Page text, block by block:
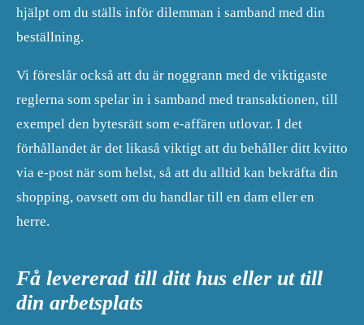
hjälpt om du ställs inför dilemman i samband med din
beställning.
Vi föreslår också att du är noggrann med de viktigaste
reglerna som spelar in i samband med transaktionen, till
exempel den bytesrätt som e-affären utlovar. I det
förhållandet är det likaså viktigt att du behåller ditt kvitto
via e-post när som helst, så att du alltid kan bekräfta din
shopping, oavsett om du handlar till en dam eller en
herre.
Få levererad till ditt hus eller ut till
din arbetsplats